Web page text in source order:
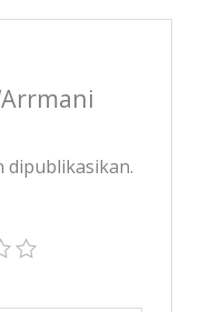
dipublikasikan.